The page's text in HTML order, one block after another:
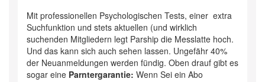
Mit professionellen Psychologischen Tests, einer extra
Suchfunktion und stets aktuellen (und wirklich
suchenden Mitgliedern legt Parship die Messlatte hoch.
Und das kann sich auch sehen lassen. Ungefähr 40%
der Neuanmeldungen werden fündig. Oben drauf gibt es
sogar eine Parntergarantie: Wenn Sei ein Abo